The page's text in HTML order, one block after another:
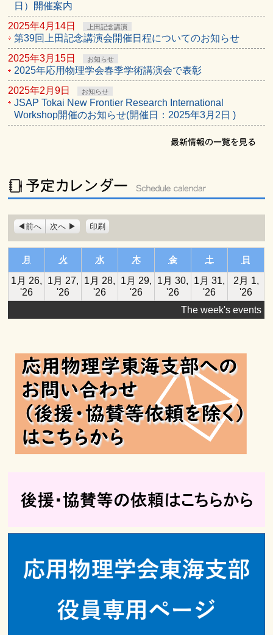
日）開催案内
2025年4月14日
上田記念講演
第39回上田記念講演会開催日程についてのお知らせ
2025年3月15日
お知らせ
2025年応用物理学会春季学術講演会で表彰
2025年2月9日
お知らせ
JSAP Tokai New Frontier Research International
Workshop開催のお知らせ(開催日：2025年3月2日 )
前へ 次へ 印刷
示
The week's events
月 火火曜日 水水曜日 木木曜日 金金曜日 土土曜日 日
1月 26,
'262026
年
1月 27,
'262026
年
1月 28,
'262026
年
1月 29,
'262026
年
1月 30,
'262026
年
1
1月 31,
'262026
年
1
2月 1,
'26
年
2